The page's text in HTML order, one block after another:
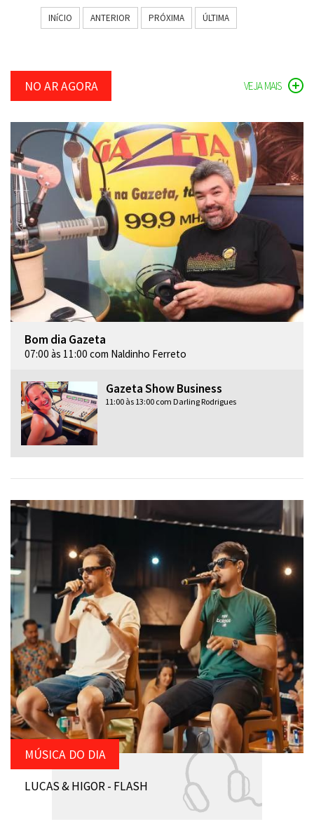
INíCIO ANTERIOR PRÓXIMA ÚLTIMA
NO AR AGORA VEJA MAIS
Bom dia Gazeta
07:00 às 11:00 com Naldinho Ferreto
Gazeta Show Business
11:00 às 13:00 com Darling Rodrigues
MÚSICA DO DIA
LUCAS & HIGOR - FLASH